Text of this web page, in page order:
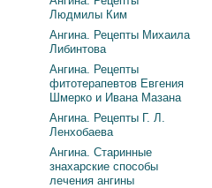
Людмилы Ким
Ангина. Рецепты Михаила
Либинтова
Ангина. Рецепты
фитотерапевтов Евгения
Шмерко и Ивана Мазана
Ангина. Рецепты Г. Л.
Ленхобаева
Ангина. Старинные
знахарские способы
лечения ангины